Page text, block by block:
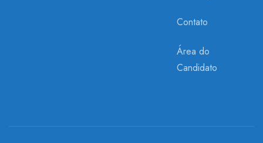
Contato
Área do
Candidato